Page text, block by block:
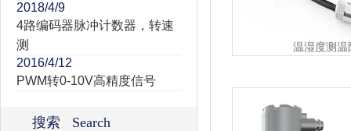
2018/4/9
4路编码器脉冲计数器，转速
测
2016/4/12
PWM转0-10V高精度信号
搜索 Search
温湿度测温